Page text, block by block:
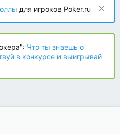
для игроков Poker.ru
Что ты знаешь о
в конкурсе и выигрывай